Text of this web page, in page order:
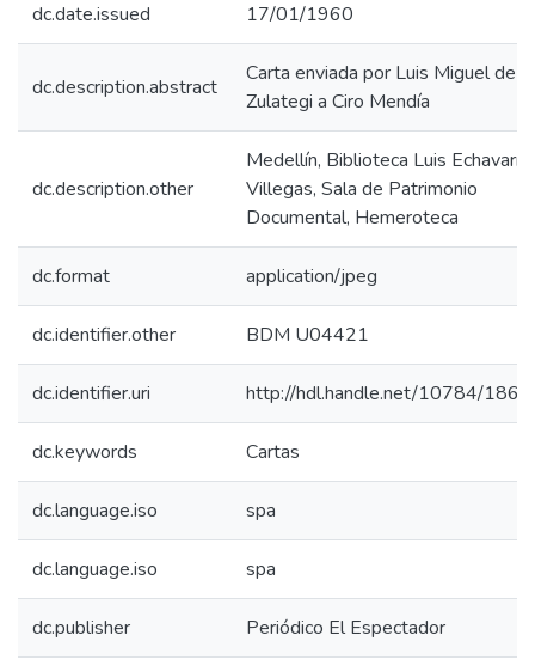
dc.date.issued 17/01/1960
dc.description.abstract
Carta enviada por Luis Miguel de
Zulategi a Ciro Mendía
dc.description.other
Medellín, Biblioteca Luis Echavarría
Villegas, Sala de Patrimonio
Documental, Hemeroteca
dc.format application/jpeg
dc.identifier.other BDM U04421
dc.identifier.uri http://hdl.handle.net/10784/
dc.keywords Cartas
dc.language.iso spa
dc.language.iso spa
dc.publisher Periódico El Espectador